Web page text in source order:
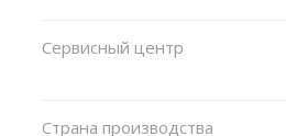
Сервисный центр
Страна производства